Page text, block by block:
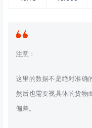
注意：
这里的数据不是绝对准确
然后也需要视具体的货物
偏差。